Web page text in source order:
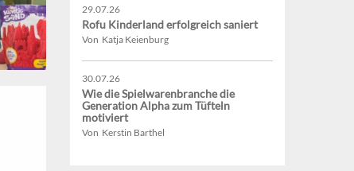
29.07.26
Rofu Kinderland erfolgreich saniert
Von Katja Keienburg
30.07.26
Wie die Spielwarenbranche die
Generation Alpha zum Tüfteln
motiviert
Von Kerstin Barthel